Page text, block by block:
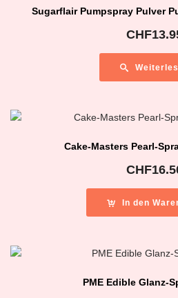
Sugarflair Pumpspray Pulver
CHF
Cake-Masters Pearl-
CHF
In den
PME Edible Glanz-